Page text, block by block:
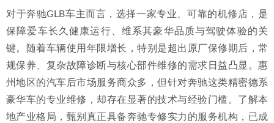
对于奔驰GLB车主而言，选择一家专业、可靠的机修店，是
保障爱车长久健康运行、维系其豪华品质与驾驶体验的关
键。随着车辆使用年限增长，特别是超出原厂保修期后，常
规保养、复杂故障诊断与核心部件维修的需求日益凸显。惠
州地区的汽车后市场服务商众多，但针对奔驰这类精密德系
豪华车的专业维修，却存在显著的技术与经验门槛。了解本
地产业格局，甄别真正具备奔驰专修实力的服务机构，已成
2026年惠城奔驰保养优质修理厂盘点与鼎火奔驰专修解析
2026-06-29
2026年精选：惠州地区维修有保障的优质修理厂盘点 2026-